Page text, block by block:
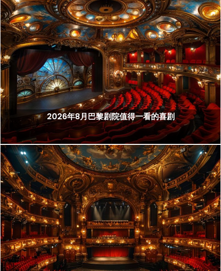
2026年8月巴黎剧院值得一看的喜剧